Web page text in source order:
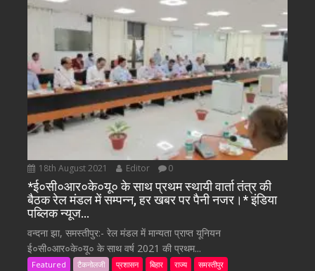
18th August 2021 Editor 0
*ई०सी०आर०के०यू० के साथ प्रथम स्थायी वार्ता तंत्र की
बैठक रेल मंडल में सम्पन्न, हर खबर पर पैनी नजर।* इंडिया
पब्लिक न्यूज…
वन्दना झा, समस्तीपुर:- रेल मंडल में मान्यता प्राप्त यूनियन
ई०सी०आर०के०यू० के साथ वर्ष 2021 की प्रथम...
Featured टैकनोलजी प्रशासन बिहार राज्य समस्तीपुर